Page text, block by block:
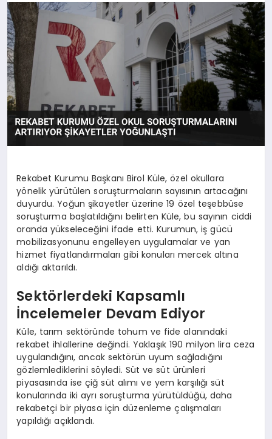
SAĞLIK
SPOR
TEKNOLOJI
Rekabet Kurumu Başkanı Birol Küle, özel okullara
yönelik yürütülen soruşturmaların sayısının artacağını
duyurdu. Yoğun şikayetler üzerine 19 özel teşebbüse
soruşturma başlatıldığını belirten Küle, bu sayının ciddi
oranda yükseleceğini ifade etti. Kurumun, iş gücü
mobilizasyonunu engelleyen uygulamalar ve yan
hizmet fiyatlandırmaları gibi konuları mercek altına
aldığı aktarıldı.
Sektörlerdeki Kapsamlı
İncelemeler Devam Ediyor
Küle, tarım sektöründe tohum ve fide alanındaki
rekabet ihlallerine değindi. Yaklaşık 190 milyon lira ceza
uygulandığını, ancak sektörün uyum sağladığını
gözlemlediklerini söyledi. Süt ve süt ürünleri
piyasasında ise çiğ süt alımı ve yem karşılığı süt
konularında iki ayrı soruşturma yürütüldüğü, daha
rekabetçi bir piyasa için düzenleme çalışmaları
yapıldığı açıklandı.